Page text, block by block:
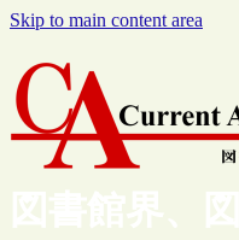
Skip to main content area
図書館界、